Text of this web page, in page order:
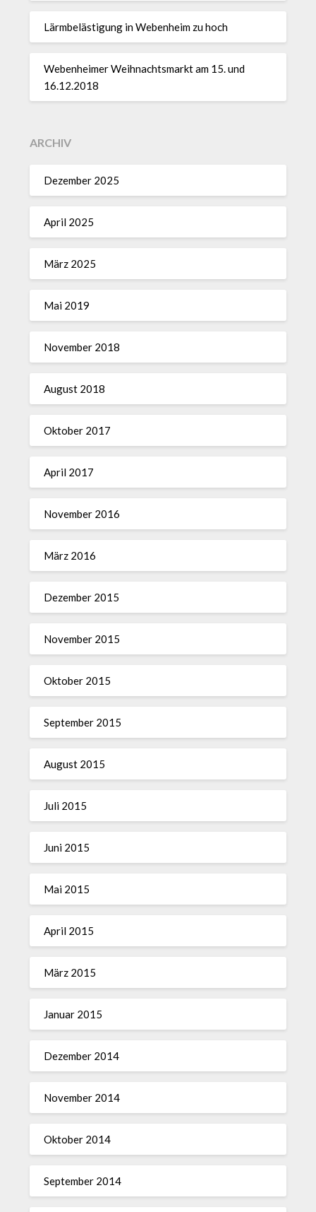
Lärmbelästigung in Webenheim zu hoch
Webenheimer Weihnachtsmarkt am 15. und
16.12.2018
ARCHIV
Dezember 2025
April 2025
März 2025
Mai 2019
November 2018
August 2018
Oktober 2017
April 2017
November 2016
März 2016
Dezember 2015
November 2015
Oktober 2015
September 2015
August 2015
Juli 2015
Juni 2015
Mai 2015
April 2015
März 2015
Januar 2015
Dezember 2014
November 2014
Oktober 2014
September 2014